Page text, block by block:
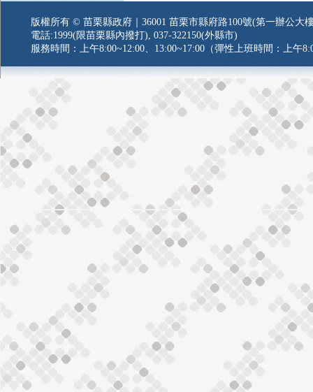
版權所有 © 苗栗縣政府｜36001 苗栗市縣府路100號(第一辦公大
電話:1999(限苗栗縣內撥打), 037-322150(外縣市)
服務時間：上午8:00~12:00、13:00~17:00（彈性上班時間：上午